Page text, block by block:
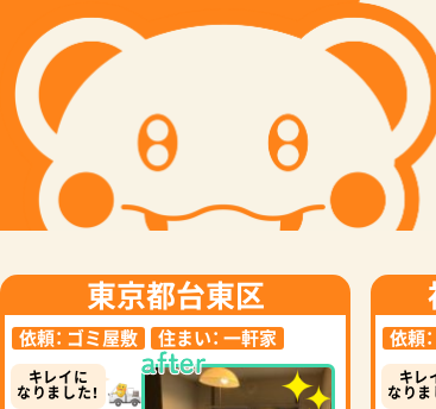
東京都台東区
依頼： ゴミ屋敷 住まい： 一軒家
キレイに
なりました！
依頼：
キレ
なりま